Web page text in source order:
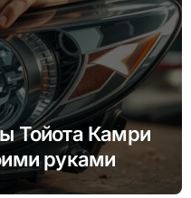
Тойота Камри
руками